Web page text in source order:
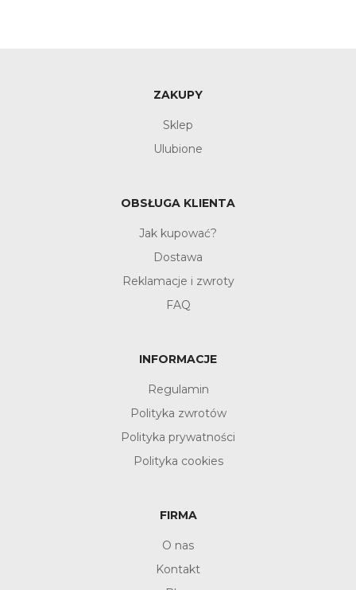
ZAKUPY
Sklep
Ulubione
OBSŁUGA KLIENTA
Jak kupować?
Dostawa
Reklamacje i zwroty
FAQ
INFORMACJE
Regulamin
Polityka zwrotów
Polityka prywatności
Polityka cookies
FIRMA
O nas
Kontakt